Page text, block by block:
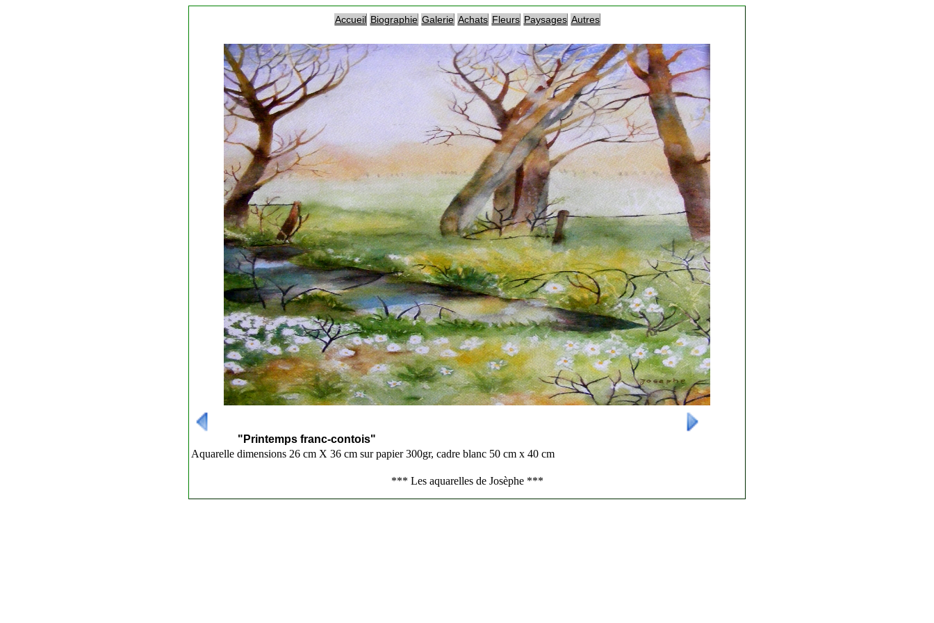
Accueil Biographie Galerie Achats Fleurs Paysages Autres
"Printemps franc-contois"
Aquarelle dimensions 26 cm X 36 cm sur papier 300gr, cadre blanc 50 cm x 40 cm
*** Les aquarelles de Josèphe ***